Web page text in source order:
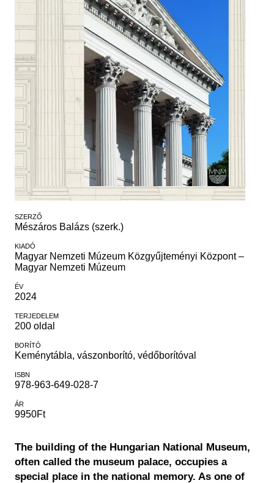
Régészet
Felnőttképzés
Közérdekű adatok
Képcsarnok
Történeti Fényképtár
Adattár
Központi Könyvtár
SZERZŐ
Mészáros Balázs (szerk.)
KIADÓ
Magyar Nemzeti Múzeum Közgyűjteményi Központ –
Magyar Nemzeti Múzeum
ÉV
2024
TERJEDELEM
200 oldal
BORÍTÓ
Keménytábla, vászonborító, védőborítóval
ISBN
978-963-649-028-7
ÁR
9950Ft
The building of the Hungarian National Museum,
often called the museum palace, occupies a
special place in the national memory. As one of